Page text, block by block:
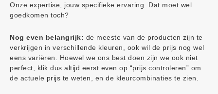
Onze expertise, jouw specifieke ervaring. Dat moet wel
goedkomen toch?
Nog even belangrijk: de meeste van de producten zijn te
verkrijgen in verschillende kleuren, ook wil de prijs nog wel
eens variëren. Hoewel we ons best doen zijn we ook niet
perfect, klik dus altijd eerst even op “prijs controleren” om
de actuele prijs te weten, en de kleurcombinaties te zien.